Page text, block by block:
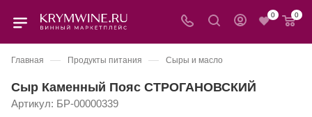
0 0
Главная — Продукты питания — Сыры и масло
Сыр Каменный Пояс СТРОГАНОВСКИЙ
Артикул: БР-00000339